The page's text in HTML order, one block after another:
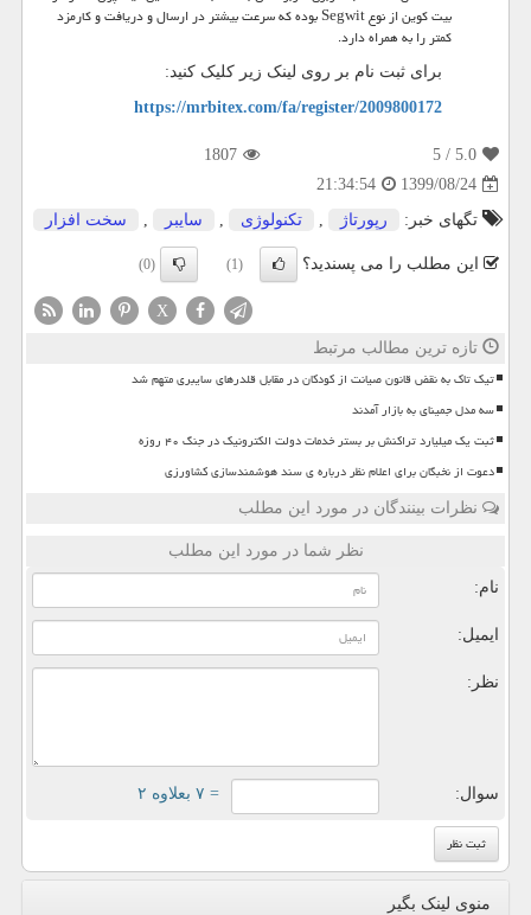
بیت کوین از نوعSegwitبوده که سرعت بیشتر در ارسال و دریافت و کارمزد
کمتر را به همراه دارد.
برای ثبت نام بر روی لینک زیر کلیک کنید:
https://mrbitex.com/fa/register/2009800172
5.0
/ 5
1807
1399/08/24
21:34:54
تگهای خبر:
رپورتاژ , تكنولوژی , سایبر , سخت افزار
این مطلب را می پسندید؟ (1)
(0)
X
تازه ترین مطالب مرتبط
تیک تاک به نقض قانون صیانت از کودکان در مقابل قلدرهای سایبری متهم شد
سه مدل جمینای به بازار آمدند
ثبت یک میلیارد تراکنش بر بستر خدمات دولت الکترونیک در جنگ ۴۰ روزه
دعوت از نخبگان برای اعلام نظر درباره ی سند هوشمندسازی کشاورزی
نظرات بینندگان در مورد این مطلب
نظر شما در مورد این مطلب
نام:
ایمیل:
نظر:
سوال: = ۷ بعلاوه ۲
منوی لینک بگیر